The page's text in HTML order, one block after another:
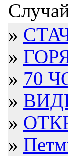
»
»
» 70
»
»
»